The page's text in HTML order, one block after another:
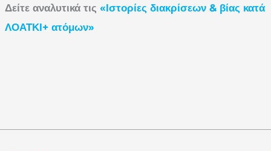
Δείτε αναλυτικά τις «Ιστορίες διακρίσεων & βίας κατά
ΛΟΑΤΚΙ+ ατόμων»